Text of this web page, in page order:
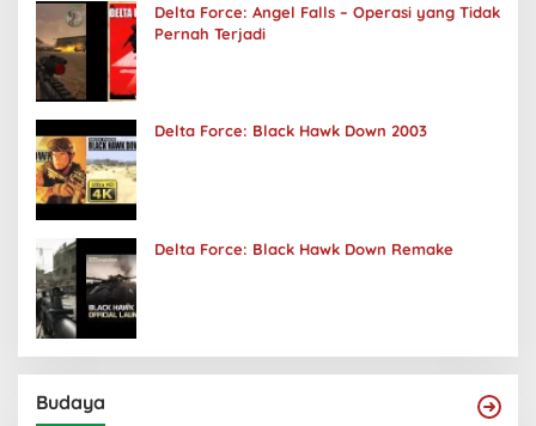
Delta Force: Angel Falls – Operasi yang Tidak
Pernah Terjadi
Delta Force: Black Hawk Down 2003
Delta Force: Black Hawk Down Remake
Budaya